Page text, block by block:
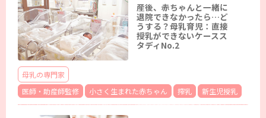
産後、赤ちゃんと一緒に
退院できなかったら…ど
うする？母乳育児：直接
授乳ができないケースス
タディNo.2
母乳の専門家
医師・助産師監修
小さく生まれた赤ちゃん 搾乳 新生児授乳